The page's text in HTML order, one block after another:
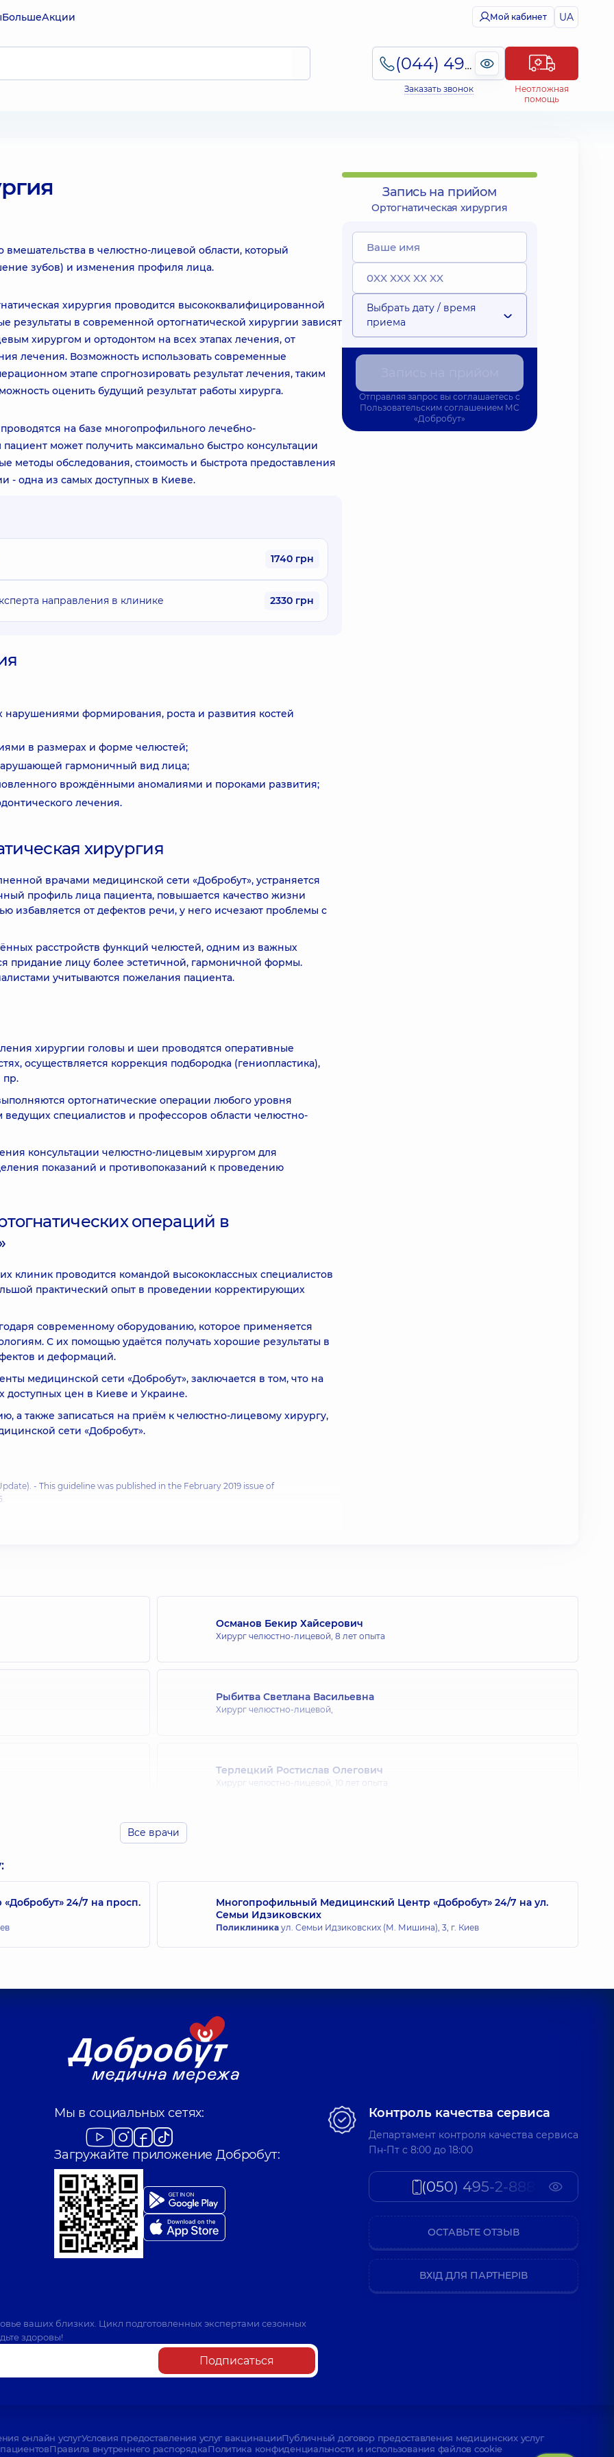
БольшеАкции Мой кабинет UA
(044) 495-2-888
Заказать звонок
Неотложная
помощь
вмешательства в челюстно-лицевой области, который
зубов) и изменения профиля лица.
хирургия проводится высококвалифицированной
в современной ортогнатической хирургии зависят
хирургом и ортодонтом на всех этапах лечения, от
лечения. Возможность использовать современные
этапе спрогнозировать результат лечения, таким
оценить будущий результат работы хирурга.
на базе многопрофильного лечебно-
может получить максимально быстро консультации
методы обследования, стоимость и быстрота предоставления
- одна из самых доступных в Киеве.
1740 грн
направления в клинике 2330 грн
формирования, роста и развития костей
в размерах и форме челюстей;
гармоничный вид лица;
врождёнными аномалиями и пороками развития;
лечения.
хирургия
врачами медицинской сети «Добробут», устраняется
профиль лица пациента, повышается качество жизни
избавляется от дефектов речи, у него исчезают проблемы с
расстройств функций челюстей, одним из важных
придание лицу более эстетичной, гармоничной формы.
учитываются пожелания пациента.
хирургии головы и шеи проводятся оперативные
осуществляется коррекция подбородка (гениопластика),
пр.
ортогнатические операции любого уровня
специалистов и профессоров области челюстно-
консультации челюстно-лицевым хирургом для
показаний и противопоказаний к проведению
операций в
клиник проводится командой высококлассных специалистов
практический опыт в проведении корректирующих
современному оборудованию, которое применяется
С их помощью удаётся получать хорошие результаты в
и деформаций.
медицинской сети «Добробут», заключается в том, что на
доступных цен в Киеве и Украине.
а также записаться на приём к челюстно-лицевому хирургу,
сети «Добробут».
. - This guideline was published in the February 2019 issue of
(reaffirmed 2011).
reviewed journal.
Запись на прийом
Ортогнатическая хирургия
Выбрать дату / время
приема
Отправляя запрос вы соглашаетесь с
Пользовательским соглашением МС
«Добробут»
Османов Бекир Хайсерович
Хирург челюстно-лицевой, 8 лет опыта
Рыбитва Светлана Васильевна
Хирург челюстно-лицевой,
Терлецкий Ростислав Олегович
Хирург челюстно-лицевой, 10 лет опыта
Все врачи
24/7 на просп.
Многопрофильный Медицинский Центр «Добробут» 24/7 на ул.
Семьи Идзиковских
Поликлиника ул. Семьи Идзиковских (М. Мишина), 3, г. Киев
Мы в социальных сетях:
Загружайте приложение Добробут:
ваших близких. Цикл подготовленных экспертами сезонных
здоровы!
Подписаться
Контроль качества сервиса
Департамент контроля качества сервиса
Пн-Пт c 8:00 до 18:00
(050) 495-2-888
ОСТАВЬТЕ ОТЗЫВ
ВХІД ДЛЯ ПАРТНЕРІВ
онлайн услугУсловия предоставления услуг вакцинацииПубличный договор предоставления медицинских услуг
Правила внутреннего распорядкаПолитика конфиденциальности и использования файлов cookie